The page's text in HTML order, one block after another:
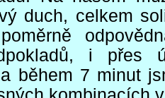
duch, celkem
i přes
během 7 minut